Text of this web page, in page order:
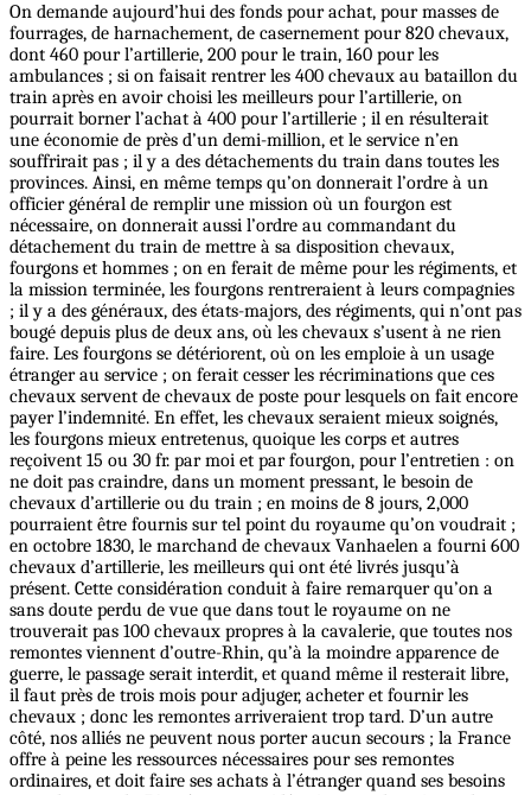
On demande aujourd’hui des fonds pour achat, pour masses de
fourrages, de harnachement, de casernement pour 820 chevaux,
dont 460 pour l’artillerie, 200 pour le train, 160 pour les
ambulances ; si on faisait rentrer les 400 chevaux au bataillon du
train après en avoir choisi les meilleurs pour l’artillerie, on
pourrait borner l’achat à 400 pour l’artillerie ; il en résulterait
une économie de près d’un demi-million, et le service n’en
souffrirait pas ; il y a des détachements du train dans toutes les
provinces. Ainsi, en même temps qu’on donnerait l’ordre à un
officier général de remplir une mission où un fourgon est
nécessaire, on donnerait aussi l’ordre au commandant du
détachement du train de mettre à sa disposition chevaux,
fourgons et hommes ; on en ferait de même pour les régiments, et
la mission terminée, les fourgons rentreraient à leurs compagnies
; il y a des généraux, des états-majors, des régiments, qui n’ont pas
bougé depuis plus de deux ans, où les chevaux s’usent à ne rien
faire. Les fourgons se détériorent, où on les emploie à un usage
étranger au service ; on ferait cesser les récriminations que ces
chevaux servent de chevaux de poste pour lesquels on fait encore
payer l’indemnité. En effet, les chevaux seraient mieux soignés,
les fourgons mieux entretenus, quoique les corps et autres
reçoivent 15 ou 30 fr. par moi et par fourgon, pour l’entretien : on
ne doit pas craindre, dans un moment pressant, le besoin de
chevaux d’artillerie ou du train ; en moins de 8 jours, 2,000
pourraient être fournis sur tel point du royaume qu’on voudrait ;
en octobre 1830, le marchand de chevaux Vanhaelen a fourni 600
chevaux d’artillerie, les meilleurs qui ont été livrés jusqu’à
présent. Cette considération conduit à faire remarquer qu’on a
sans doute perdu de vue que dans tout le royaume on ne
trouverait pas 100 chevaux propres à la cavalerie, que toutes nos
remontes viennent d’outre-Rhin, qu’à la moindre apparence de
guerre, le passage serait interdit, et quand même il resterait libre,
il faut près de trois mois pour adjuger, acheter et fournir les
chevaux ; donc les remontes arriveraient trop tard. D’un autre
côté, nos alliés ne peuvent nous porter aucun secours ; la France
offre à peine les ressources nécessaires pour ses remontes
ordinaires, et doit faire ses achats à l’étranger quand ses besoins